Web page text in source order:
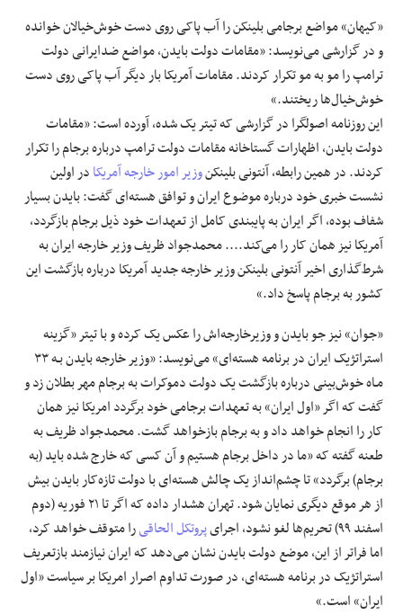
«کیهان» مواضع برجامی بلینکن را آب پاکی روی دست خوش‌خیالان خوانده
و در گزارشی می‌نویسد: «مقامات دولت بایدن، مواضع ضدایرانی دولت
ترامپ را مو به مو تکرار کردند. مقامات آمریکا بار دیگر آب پاکی روی دست
خوش‌خیال‌ها ریختند.»
این روزنامه اصولگرا در گزارشی که تیتر یک شده، آورده است: «مقامات
دولت بایدن، اظهارات گستاخانه مقامات دولت ترامپ درباره برجام را تکرار
کردند. در همین رابطه، آنتونی بلینکنوزیر امور خارجه آمریکادر اولین
نشست خبری خود درباره موضوع ایران و توافق هسته‌ای گفت: بایدن بسیار
شفاف بوده، اگر ایران به پایبندی کامل از تعهدات خود ذیل برجام بازگردد،
آمریکا نیز همان کار را می‌کند.... محمدجواد ظریف وزیر خارجه ایران به
شرط‌گذاری اخیر آنتونی بلینکن وزیر خارجه جدید آمریکا درباره بازگشت این
کشور به برجام پاسخ داد.»
«جوان» نیز جو بایدن و وزیرخارجه‌اش را عکس یک کرده و با تیتر «گزینه
استراتژیک ایران در برنامه هسته‌ای» می‌نویسد: «وزیر خارجه بایدن بـه ۳۳
مـاه خوش‌بینی درباره بازگشت یک دولت دموکرات به برجام مهر بطلان زد و
گفت که اگر «اول ایران» به تعهدات برجامی خود برگردد امریکا نیز همان
کار را انجام خواهد داد و به برجام بازخواهد گشت. محمدجواد ظریف به
طعنه گفته که «ما در داخل برجام هستیم و آن کسی که خارج شده باید (به
برجام) برگردد» تا چشم‌انداز یک چالش هسته‌ای با دولت تازه‌کار بایدن بیش
از هر موقع دیگری نمایان شود. تهران هشدار داده که اگر تا ۲۱ فوریه (دوم
اسفند ۹۹) تحریم‌ها‎ لغو نشود، اجرای
پروتکل الحاقیرا متوقف خواهد کرد،
اما فراتر از این، موضع دولت بایدن نشان می‌دهد که ایران نیازمند بازتعریف
استراتژیک در برنامه هسته‌ای، در صورت تداوم اصرار امریکا بر سیاست «اول
ایران» است.»